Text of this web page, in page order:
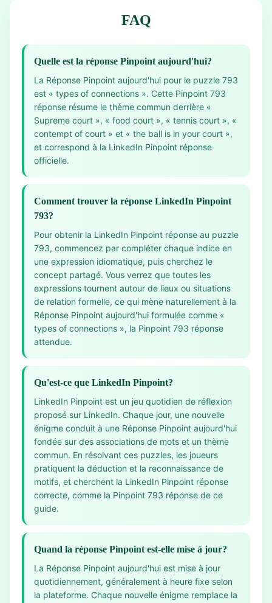
FAQ
Quelle est la réponse Pinpoint aujourd'hui?
La Réponse Pinpoint aujourd'hui pour le puzzle 793
est « types of connections ». Cette Pinpoint 793
réponse résume le thème commun derrière «
Supreme court », « food court », « tennis court », «
contempt of court » et « the ball is in your court »,
et correspond à la LinkedIn Pinpoint réponse
officielle.
Comment trouver la réponse LinkedIn Pinpoint
793?
Pour obtenir la LinkedIn Pinpoint réponse au puzzle
793, commencez par compléter chaque indice en
une expression idiomatique, puis cherchez le
concept partagé. Vous verrez que toutes les
expressions tournent autour de lieux ou situations
de relation formelle, ce qui mène naturellement à la
Réponse Pinpoint aujourd'hui formulée comme «
types of connections », la Pinpoint 793 réponse
attendue.
Qu'est-ce que LinkedIn Pinpoint?
LinkedIn Pinpoint est un jeu quotidien de réflexion
proposé sur LinkedIn. Chaque jour, une nouvelle
énigme conduit à une Réponse Pinpoint aujourd'hui
fondée sur des associations de mots et un thème
commun. En résolvant ces puzzles, les joueurs
pratiquent la déduction et la reconnaissance de
motifs, et cherchent la LinkedIn Pinpoint réponse
correcte, comme la Pinpoint 793 réponse de ce
guide.
Quand la réponse Pinpoint est-elle mise à jour?
La Réponse Pinpoint aujourd'hui est mise à jour
quotidiennement, généralement à heure fixe selon
la plateforme. Chaque nouvelle énigme remplace la